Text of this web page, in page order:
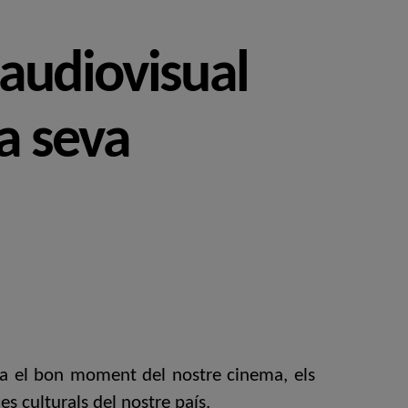
seva
el bon moment del nostre cinema, els
culturals del nostre país.